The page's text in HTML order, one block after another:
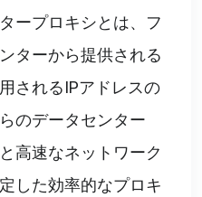
ープロキシとは、フ
ターから提供される
されるIPアドレスの
のデータセンター
高速なネットワーク
した効率的なプロキ